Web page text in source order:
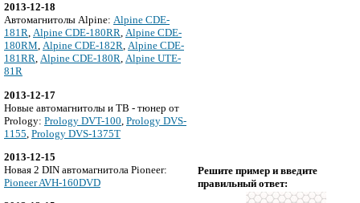
2013-12-18
Автомагнитолы Alpine: Alpine CDE-
181R, Alpine CDE-180RR, Alpine CDE-
180RM, Alpine CDE-182R, Alpine CDE-
181RR, Alpine CDE-180R, Alpine UTE-
81R
2013-12-17
Новые автомагнитолы и ТВ - тюнер от
Prology: Prology DVT-100 Prology DVS-
1155 Prology DVS-1375T
2013-12-15
Новая 2 DIN автомагнитола Pioneer:
Pioneer AVH-160DVD
Решите пример и введите
правильный ответ: